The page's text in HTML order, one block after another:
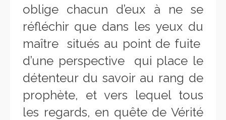
oblige chacun d’eux à ne se
réfléchir que dans les yeux du
maître situés au point de fuite
d’une perspective qui place le
détenteur du savoir au rang de
prophète, et vers lequel tous
les regards, en quête de Vérité